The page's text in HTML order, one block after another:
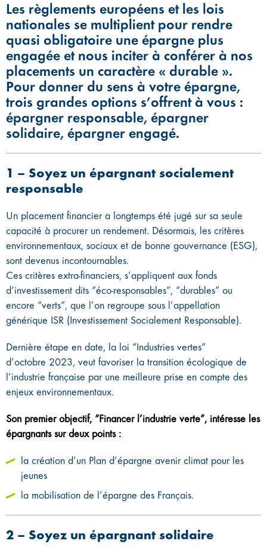
Les règlements européens et les lois
nationales se multiplient pour rendre
quasi obligatoire une épargne plus
engagée et nous inciter à conférer à nos
placements un caractère « durable ».
Pour donner du sens à votre épargne,
trois grandes options s’offrent à vous :
épargner responsable, épargner
solidaire, épargner engagé.
1 – Soyez un épargnant socialement
responsable
Un placement financier a longtemps été jugé sur sa seule
capacité à procurer un rendement. Désormais, les critères
environnementaux, sociaux et de bonne gouvernance (ESG),
sont devenus incontournables.
Ces critères extra-financiers, s’appliquent aux fonds
d’investissement dits “éco-responsables”, “durables” ou
encore “verts”, que l’on regroupe sous l’appellation
générique ISR (Investissement Socialement Responsable).
Dernière étape en date, la loi “Industries vertes”
d’octobre 2023, veut favoriser la transition écologique de
l’industrie française par une meilleure prise en compte des
enjeux environnementaux.
Son premier objectif, “Financer l’industrie verte”, intéresse les
épargnants sur deux points :
la création d’un Plan d’épargne avenir climat pour les
jeunes
la mobilisation de l’épargne des Français.
2 – Soyez un épargnant solidaire